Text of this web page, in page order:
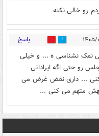
رو خالی نکنه
0 پاسخ
نمک نشناسی ه ... و خیلی
رو حتی اگه ایراداتی
کنی ... داری نقض غرض می
متهم می کنی ...